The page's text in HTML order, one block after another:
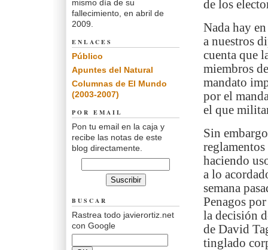
de los
Nada hay
a nuestros
cuenta que
miembros
mandato
por el
el que
Sin
haciendo
a lo
semana
Penagos
la decisión
de David
tinglado
mismo día de su
fallecimiento, en abril de
2009.
ENLACES
Público
Apuntes del Natural
Columnas de El Mundo
(2003-2007)
POR EMAIL
Pon tu email en la caja y
recibe las notas de este
blog directamente.
BUSCAR
Rastrea todo javierortiz.net
con Google